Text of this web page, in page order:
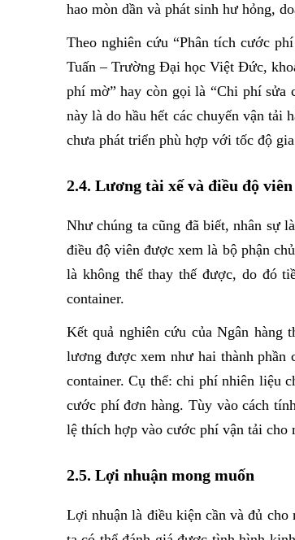
hao mòn dần và phát sinh hư hỏng,
Theo nghiên cứu “Phân tích cước
Tuấn – Trường Đại học Việt Đức,
phí mờ” hay còn gọi là “Chi phí sửa
này là do hầu hết các chuyến vận tải
chưa phát triển phù hợp với tốc độ
2.4. Lương tài xế và điều độ viên
Như chúng ta cũng đã biết, nhân sự
điều độ viên được xem là bộ phận
là không thể thay thế được, do đó
container.
Kết quả nghiên cứu của Ngân
lương được xem như hai thành
container. Cụ thể: chi phí nhiên liệu
cước phí đơn hàng. Tùy vào cách
lệ thích hợp vào cước phí vận tải cho
2.5. Lợi nhuận mong muốn
Lợi nhuận là điều kiện cần và đủ